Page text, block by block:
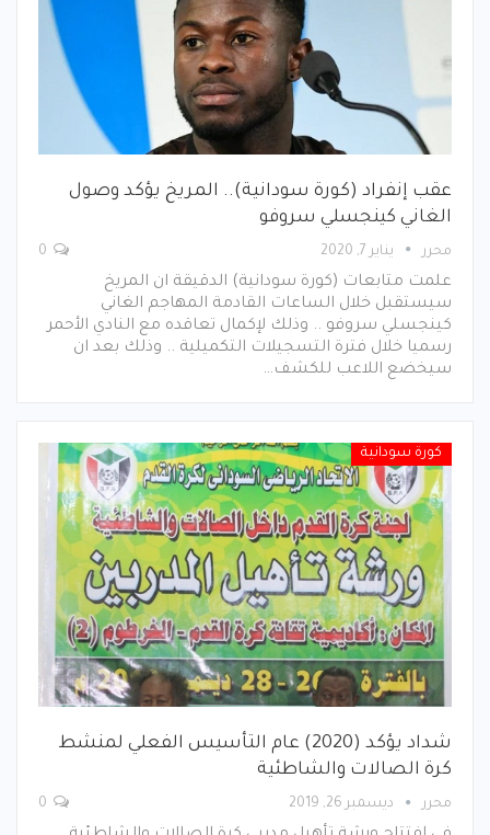
عقب إنفراد (كورة سودانية).. المريخ يؤكد وصول
الغاني كينجسلي سروفو
محرر يناير 7, 2020
علمت متابعات (كورة سودانية) الدقيقة ان المريخ
سيستقبل خلال الساعات القادمة المهاجم الغاني
كينجسلي سروفو .. وذلك لإكمال تعاقده مع النادي الأحمر
رسميا خلال فترة التسجيلات التكميلية .. وذلك بعد ان
سيخضع اللاعب للكشف…
كورة سودانية
شداد يؤكد (2020) عام التأسيس الفعلي لمنشط
كرة الصالات والشاطئية
محرر ديسمبر 26, 2019